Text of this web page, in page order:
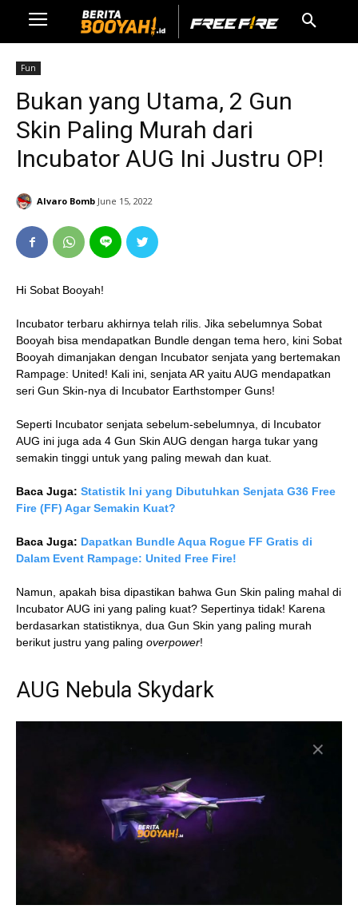
Fun
Bukan yang Utama, 2 Gun
Skin Paling Murah dari
Incubator AUG Ini Justru OP!
Alvaro Bomb June 15, 2022
Hi Sobat Booyah!
Incubator terbaru akhirnya telah rilis. Jika sebelumnya Sobat
Booyah bisa mendapatkan Bundle dengan tema hero, kini Sobat
Booyah dimanjakan dengan Incubator senjata yang bertemakan
Rampage: United! Kali ini, senjata AR yaitu AUG mendapatkan
seri Gun Skin-nya di Incubator Earthstomper Guns!
Seperti Incubator senjata sebelum-sebelumnya, di Incubator
AUG ini juga ada 4 Gun Skin AUG dengan harga tukar yang
semakin tinggi untuk yang paling mewah dan kuat.
Baca Juga: Statistik Ini yang Dibutuhkan Senjata G36 Free
Fire (FF) Agar Semakin Kuat?
Baca Juga: Dapatkan Bundle Aqua Rogue FF Gratis di
Dalam Event Rampage: United Free Fire!
Namun, apakah bisa dipastikan bahwa Gun Skin paling mahal di
Incubator AUG ini yang paling kuat? Sepertinya tidak! Karena
berdasarkan statistiknya, dua Gun Skin yang paling murah
berikut justru yang paling overpower!
AUG Nebula Skydark